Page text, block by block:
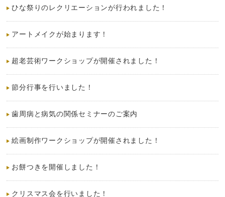
ひな祭りのレクリエーションが行われました！
アートメイクが始まります！
超老芸術ワークショップが開催されました！
節分行事を行いました！
歯周病と病気の関係セミナーのご案内
絵画制作ワークショップが開催されました！
お餅つきを開催しました！
クリスマス会を行いました！